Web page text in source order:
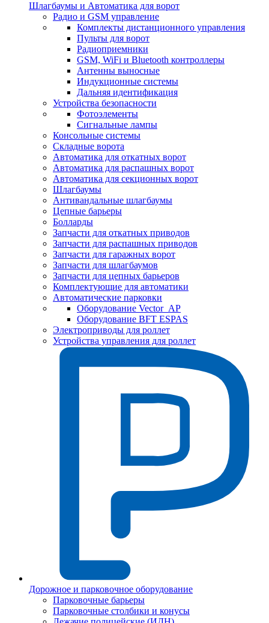
Шлагбаумы и Автоматика для ворот
Радио и GSM управление
Комплекты дистанционного управления
Пульты для ворот
Радиоприемники
GSM, WiFi и Bluetooth контроллеры
Антенны выносные
Индукционные системы
Дальняя идентификация
Устройства безопасности
Фотоэлементы
Сигнальные лампы
Консольные системы
Складные ворота
Автоматика для откатных ворот
Автоматика для распашных ворот
Автоматика для секционных ворот
Шлагбаумы
Антивандальные шлагбаумы
Цепные барьеры
Болларды
Запчасти для откатных приводов
Запчасти для распашных приводов
Запчасти для гаражных ворот
Запчасти для шлагбаумов
Запчасти для цепных барьеров
Комплектующие для автоматики
Автоматические парковки
Оборудование Vector_AP
Оборудование BFT ESPAS
Электроприводы для роллет
Устройства управления для роллет
Дорожное и парковочное оборудование
Парковочные барьеры
Парковочные столбики и конусы